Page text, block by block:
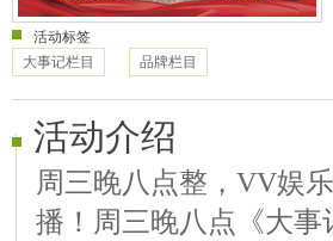
活动标签
大事记栏目
品牌栏目
活动介绍
周三晚八点整，VV娱
播！周三晚八点《大